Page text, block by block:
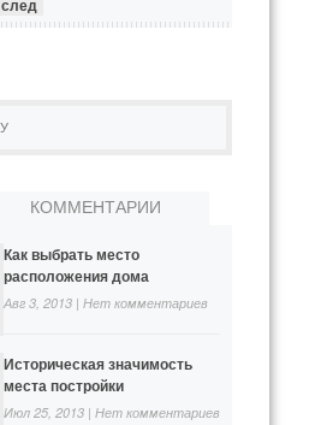
след
КОММЕНТАРИИ
Как выбрать место
расположения дома
Авг 3, 2013 | Нет комментариев
Историческая значимость
места постройки
Июл 25, 2013 | Нет комментариев